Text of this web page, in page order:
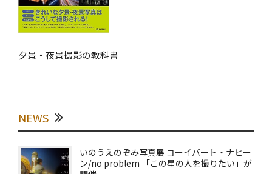
夕景・夜景撮影の教科書
NEWS
いのうえのぞみ写真展 コーイバート・ナヒー
ン/no problem 「この星の人を撮りたい」が